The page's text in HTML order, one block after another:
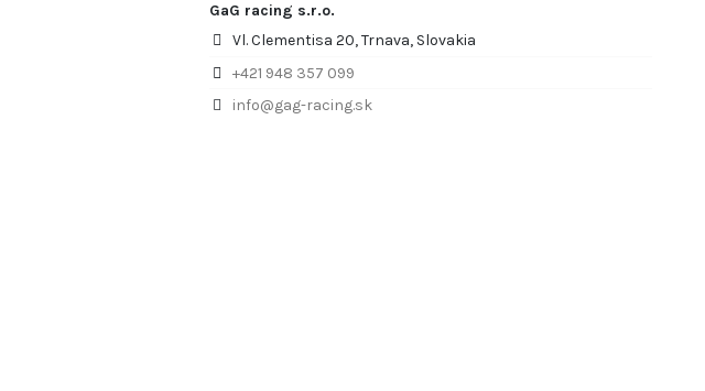
GaG racing s.r.o.
Vl. Clementisa 20, Trnava, Slovakia
+421 948 357 099
info@gag-racing.sk